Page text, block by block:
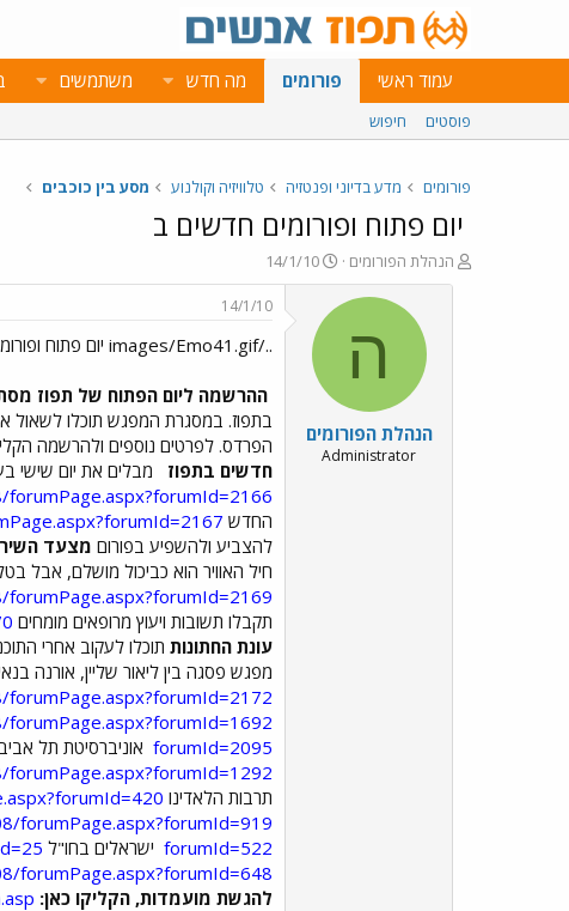
עמוד ראשי פורומים מה חדש משתמשים
פוסטים חיפוש
פורומים מדע בדיוני ופנטזיה טלוויזיה וקולנוע מסע בין כוכבים
יום פתוח ופורומים חדשים ב
פ
ו
הנהלת הפורומים
פ
ו
ס
ם
ב
ת
ר
14/1/10
ה
הנהלת הפורומים
Administrator
14/1/10
../images/Emo41.gif יום פתוח ופורומים חדשים ב../images/Emo43.gif
ההרשמה ליום הפתוח של תפוז
בתפוז. במסגרת המפגש תוכלו לשאול
הפרדס. לפרטים נוספים ולהרשמה
חדשים בתפוז
מבלים את יום שישי
החדש
להצביע ולהשפיע בפורום מצעד
חיל האוויר הוא כביכול מושלם, אבל
תקבלו תשובות ויעוץ מרופאים מומחים
עונת החתונות תוכלו לעקוב אחרי
מפגש פסגה בין ליאור שליין, אורנה
forumId=2095 אוניברסיטת תל אביב
תרבות הלאדינו
forumPage.aspx?forumId=919
forumId=522 ישראלים בחו"ל
forumPage.aspx?forumId=648
להגשת מועמדות, הקליקו כאן: